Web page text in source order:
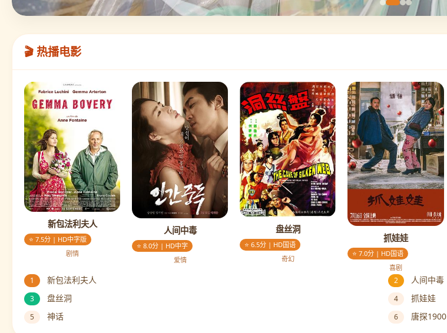
🎬 热播电影
新包法利夫人
⭐ 7.5分 | HD中字版
剧情
人间中毒
⭐ 8.0分 | HD中字
爱情
盘丝洞
⭐ 6.5分 | HD国语
奇幻
抓娃娃
⭐ 7.0分 | HD国语
喜剧
1 新包法利夫人 2 人间中毒
3 盘丝洞 4 抓娃娃
5 神话 6 唐探1900